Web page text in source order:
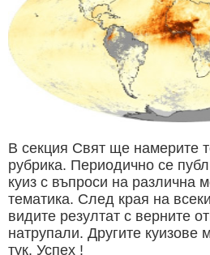
В секция Свят ще намерите
рубрика. Периодично се
куиз с въпроси на различна
тематика. След края на
видите резултат с верните
натрупали. Другите куизове
тук. Успех !